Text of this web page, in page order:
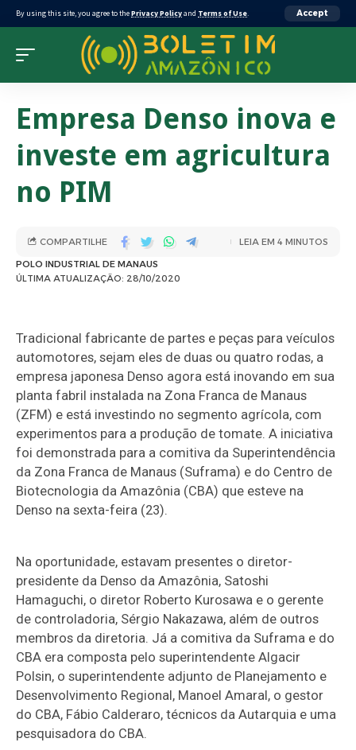
By using this site, you agree to thePrivacy Policyand Terms of Use. Accept
Empresa Denso inova e
investe em agricultura
no PIM
ÚLTIMA ATUALIZAÇÃO: 28/10/2020
POLO INDUSTRIAL DE MANAUS
COMPARTILHE LEIA EM 4 MINUTOS
Tradicional fabricante de partes e peças para veículos
automotores, sejam eles de duas ou quatro rodas, a
empresa japonesa Denso agora está inovando em sua
planta fabril instalada na Zona Franca de Manaus
(ZFM) e está investindo no segmento agrícola, com
experimentos para a produção de tomate. A iniciativa
foi demonstrada para a comitiva da Superintendência
da Zona Franca de Manaus (Suframa) e do Centro de
Biotecnologia da Amazônia (CBA) que esteve na
Denso na sexta-feira (23).
Na oportunidade, estavam presentes o diretor-
presidente da Denso da Amazônia, Satoshi
Hamaguchi, o diretor Roberto Kurosawa e o gerente
de controladoria, Sérgio Nakazawa, além de outros
membros da diretoria. Já a comitiva da Suframa e do
CBA era composta pelo superintendente Algacir
Polsin, o superintendente adjunto de Planejamento e
Desenvolvimento Regional, Manoel Amaral, o gestor
do CBA, Fábio Calderaro, técnicos da Autarquia e uma
pesquisadora do CBA.